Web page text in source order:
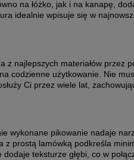
na łóżko, jak i na kanapę,
idealnie wpisuje się w
z najlepszych materiałów przez
codzienne użytkowanie. Nie
Ci przez wiele lat,
wykonane pikowanie nadaje
z prostą lamówką podkreśla
teksturze głębi, co w